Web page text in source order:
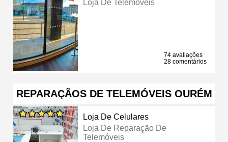
Loja De Telemóveis
74 avaliações
28 comentários
REPARAÇÃOS DE TELEMÓVEIS OURÉM
Loja De Celulares
Loja De Reparação De
Telemóveis